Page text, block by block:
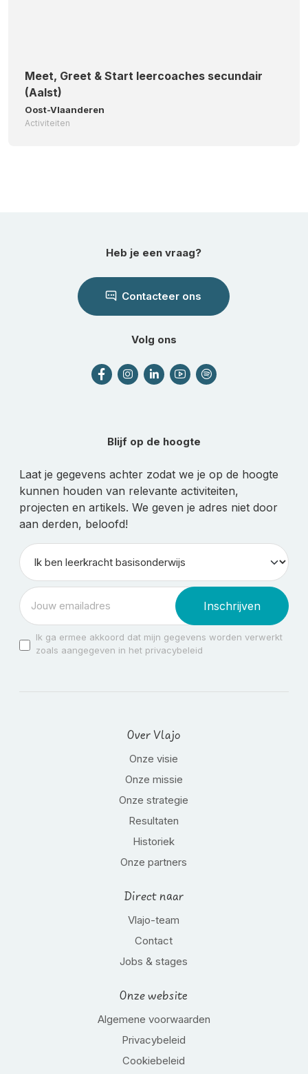
Meet, Greet & Start leercoaches secundair
(Aalst)
Oost-Vlaanderen
Activiteiten
Heb je een vraag?
Contacteer ons
Volg ons
Blijf op de hoogte
Laat je gegevens achter zodat we je op de hoogte
kunnen houden van relevante activiteiten,
projecten en artikels. We geven je adres niet door
aan derden, beloofd!
Inschrijven
Ik ga ermee akkoord dat mijn gegevens worden verwerkt
zoals aangegeven in het privacybeleid
Over Vlajo
Onze visie
Onze missie
Onze strategie
Resultaten
Historiek
Onze partners
Direct naar
Vlajo-team
Contact
Jobs & stages
Onze website
Algemene voorwaarden
Privacybeleid
Cookiebeleid